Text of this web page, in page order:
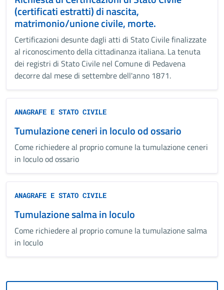
(certificati estratti) di nascita,
matrimonio/unione civile, morte.
Certificazioni desunte dagli atti di Stato Civile finalizzate
al riconoscimento della cittadinanza italiana. La tenuta
dei registri di Stato Civile nel Comune di Pedavena
decorre dal mese di settembre dell'anno 1871.
ANAGRAFE E STATO CIVILE
Tumulazione ceneri in loculo od ossario
Come richiedere al proprio comune la tumulazione ceneri
in loculo od ossario
ANAGRAFE E STATO CIVILE
Tumulazione salma in loculo
Come richiedere al proprio comune la tumulazione salma
in loculo